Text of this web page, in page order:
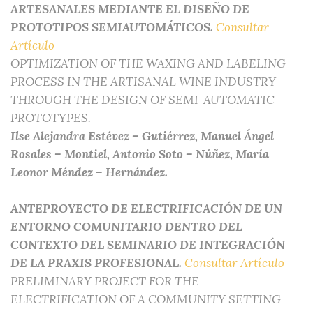
ARTESANALES MEDIANTE EL DISEÑO DE
PROTOTIPOS SEMIAUTOMÁTICOS. Consultar
Artículo
OPTIMIZATION OF THE WAXING AND LABELING
PROCESS IN THE ARTISANAL WINE INDUSTRY
THROUGH THE DESIGN OF SEMI-AUTOMATIC
PROTOTYPES.
Ilse Alejandra Estévez – Gutiérrez, Manuel Ángel
Rosales – Montiel, Antonio Soto – Núñez, María
Leonor Méndez – Hernández.
ANTEPROYECTO DE ELECTRIFICACIÓN DE UN
ENTORNO COMUNITARIO DENTRO DEL
CONTEXTO DEL SEMINARIO DE INTEGRACIÓN
DE LA PRAXIS PROFESIONAL. Consultar Artículo
PRELIMINARY PROJECT FOR THE
ELECTRIFICATION OF A COMMUNITY SETTING